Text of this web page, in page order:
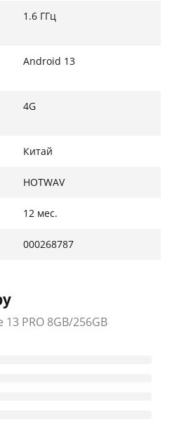
1.6 ГГц
Android 13
4G
Китай
HOTWAV
12 мес.
000268787
PRO 8GB/256GB